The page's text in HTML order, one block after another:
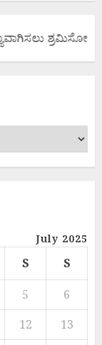
ಶ್ರಮಿಸೋಣ
July 2025
S
S
5
6
12
13